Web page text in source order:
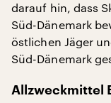
darauf hin, dass
Süd-Dänemark
östlichen Jäger
Süd-Dänemark
Allzweckmittel